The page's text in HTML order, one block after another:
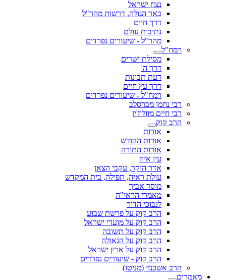
נצח ישראל
באר הגולה, דרשות מהר"ל
דרך חיים
נתיבות עולם
מהר"ל - שיעורים נפרדים
רמח"ל
מסילת ישרים
דרך ה'
דעת תבונות
דרך עץ חיים
רמח"ל - שיעורים נפרדים
רבי נחמן מברסלב
רבי חיים מוולוז'ין
הרב קוק
אורות
אורות הקודש
אורות התורה
עין איה
אדר היקר, עקבי הצאן
עולת ראיה, תפילה, בית המקדש
מוסר אביך
מאמרי הראי"ה
לנבוכי הדור
הרב קוק על פרשת שבוע
הרב קוק על מועדי ישראל
הרב קוק על תשובה
הרב קוק על הגאולה
הרב קוק על ארץ ישראל
הרב קוק - שיעורים נפרדים
הרב אשכנזי (מניטו)
מאמרים